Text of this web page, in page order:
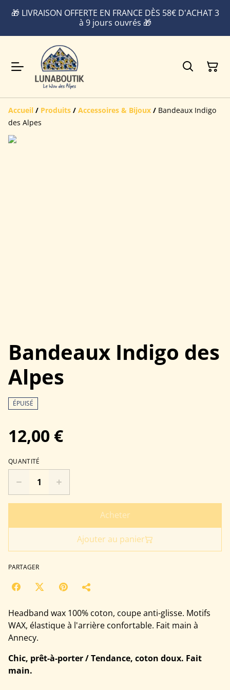
🎁 LIVRAISON OFFERTE EN FRANCE DÈS 58€ D'ACHAT 3
à 9 jours ouvrés 🎁
Accueil / Produits / Accessoires & Bijoux / Bandeaux Indigo
des Alpes
Bandeaux Indigo des
Alpes
ÉPUISÉ
12,00 €
QUANTITÉ
Acheter
Ajouter au panier
PARTAGER
Headband wax 100% coton, coupe anti-glisse. Motifs
WAX, élastique à l'arrière confortable. Fait main à
Annecy.
Chic, prêt-à-porter / Tendance, coton doux. Fait
main.